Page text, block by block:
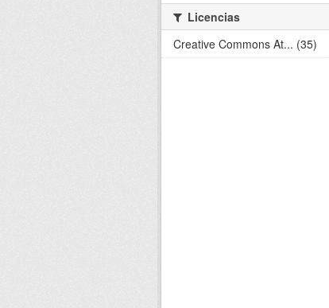
Licencias
Creative Commons At... (35)